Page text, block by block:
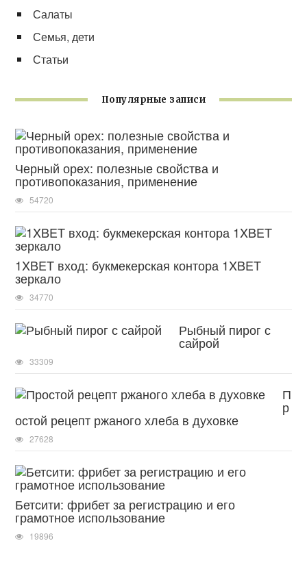
Салаты
Семья, дети
Статьи
Популярные записи
Черный орех: полезные свойства и
противопоказания, применение
54720
1XBET вход: букмекерская контора 1XBET
зеркало
34770
Рыбный пирог с
сайрой
33309
П
р
остой рецепт ржаного хлеба в духовке
27628
Бетсити: фрибет за регистрацию и его
грамотное использование
19896